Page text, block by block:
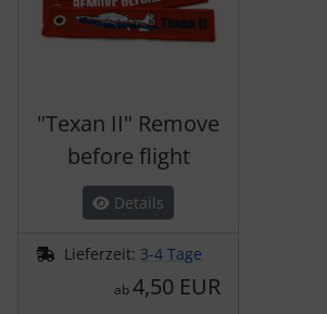
"Texan II" Remove
before flight
Details
Lieferzeit: 3-4 Tage
ab4,50 EUR